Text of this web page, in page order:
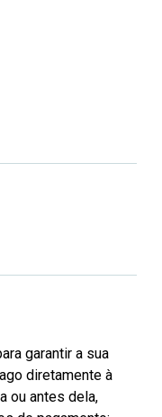
garantir a sua
diretamente à
ou antes dela,